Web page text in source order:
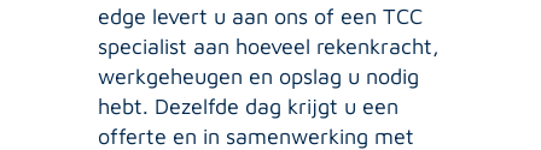
edge levert u aan ons of een TCC
specialist aan hoeveel rekenkracht,
werkgeheugen en opslag u nodig
hebt. Dezelfde dag krijgt u een
offerte en in samenwerking met